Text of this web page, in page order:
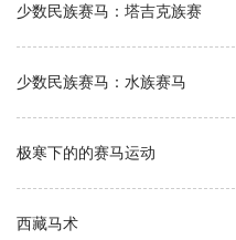
少数民族赛马：塔吉克族赛
少数民族赛马：水族赛马
极寒下的的赛马运动
西藏马术